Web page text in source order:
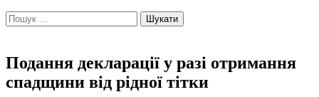
Пошук:
Подання декларації у разі отримання
спадщини від рідної тітки